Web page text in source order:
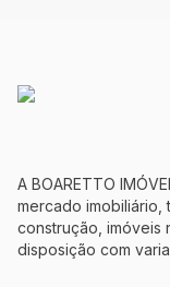
A BOARETTO
mercado imobiliário,
construção, imóveis
disposição com